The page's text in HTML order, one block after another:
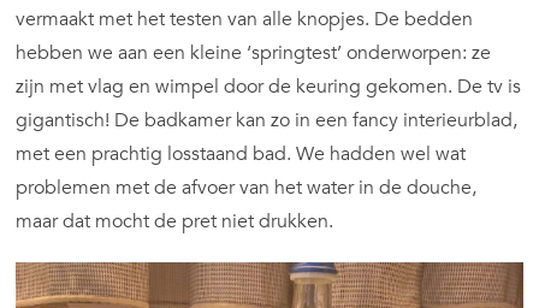
vermaakt met het testen van alle knopjes. De bedden
hebben we aan een kleine ‘springtest’ onderworpen: ze
zijn met vlag en wimpel door de keuring gekomen. De tv is
gigantisch! De badkamer kan zo in een fancy interieurblad,
met een prachtig losstaand bad. We hadden wel wat
problemen met de afvoer van het water in de douche,
maar dat mocht de pret niet drukken.